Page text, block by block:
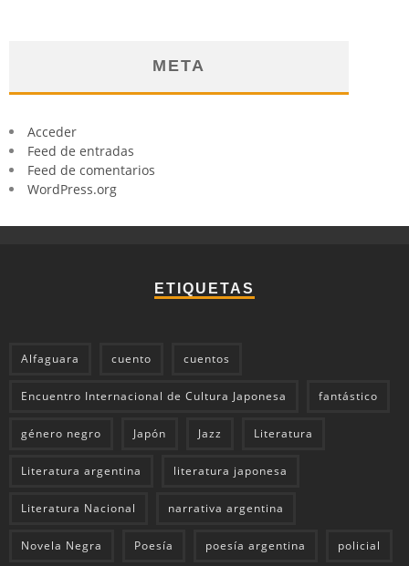
META
Acceder
Feed de entradas
Feed de comentarios
WordPress.org
ETIQUETAS
Alfaguara cuento cuentos
Encuentro Internacional de Cultura Japonesa fantástico
género negro Japón Jazz Literatura
Literatura argentina literatura japonesa
Literatura Nacional narrativa argentina
Novela Negra Poesía poesía argentina policial